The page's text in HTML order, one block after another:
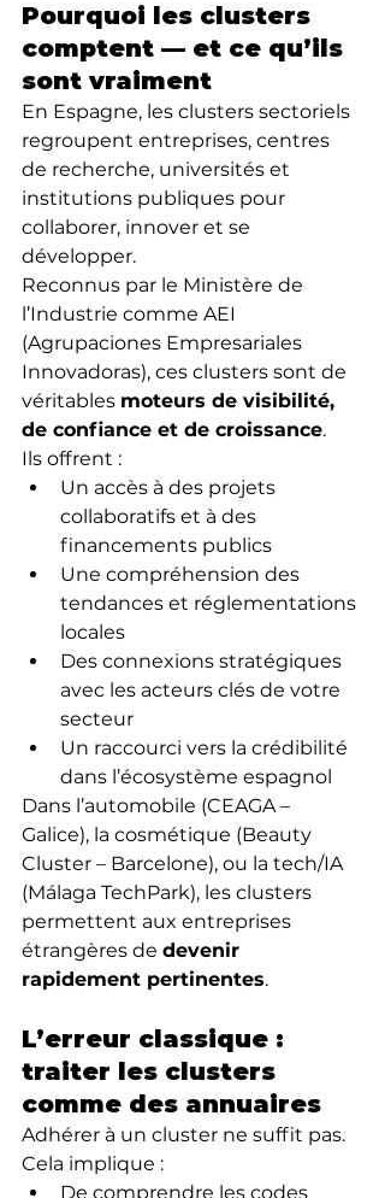
Pourquoi les clusters
comptent — et ce qu’ils
sont vraiment
En Espagne, les clusters sectoriels
regroupent entreprises, centres
de recherche, universités et
institutions publiques pour
collaborer, innover et se
développer.
Reconnus par le Ministère de
l’Industrie comme AEI
(Agrupaciones Empresariales
Innovadoras), ces clusters sont de
véritables moteurs de visibilité,
de confiance et de croissance.
Ils offrent :
Un accès à des projets
collaboratifs et à des
financements publics
Une compréhension des
tendances et réglementations
locales
Des connexions stratégiques
avec les acteurs clés de votre
secteur
Un raccourci vers la crédibilité
dans l’écosystème espagnol
Dans l’automobile (CEAGA –
Galice), la cosmétique (Beauty
Cluster – Barcelone), ou la tech/IA
(Málaga TechPark), les clusters
permettent aux entreprises
étrangères de devenir
rapidement pertinentes.
L’erreur classique :
traiter les clusters
comme des annuaires
Adhérer à un cluster ne suffit pas.
Cela implique :
De comprendre les codes